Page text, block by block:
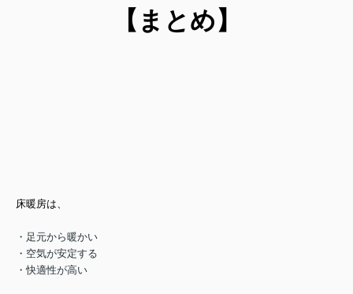
【まとめ】
床暖房は、
・足元から暖かい
・空気が安定する
・快適性が高い